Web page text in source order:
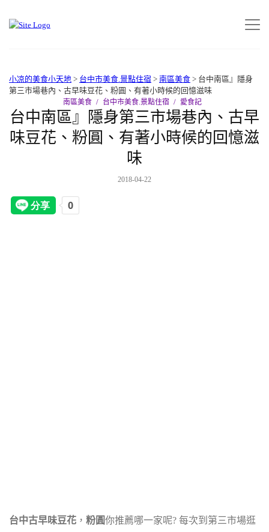
小凉的美食小天地 > 台中市美食.景點住宿 > 南區美食 > 台中南區』隱身
第三市場巷內、古早味豆花、粉圓、有著小時候的回憶滋味
南區美食 台中市美食.景點住宿 愛食記
台中南區』隱身第三市場巷內、古早
味豆花、粉圓、有著小時候的回憶滋
味
2018-04-22
台中古早味豆花 ， 粉圓你推薦哪一家呢? 每次到第三市場逛